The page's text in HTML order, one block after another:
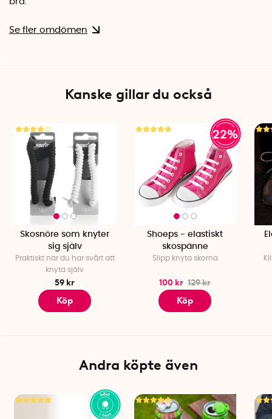
Se fler omdömen
Kanske gillar du också
Skosnöre som knyter
sig själv
Praktiskt när du har svårt att
knyta själv
59 kr
Köp
22%
Shoeps - elastiskt
skospänne
Slipp knyta skorna
100 kr 129 kr
Köp
Andra köpte även